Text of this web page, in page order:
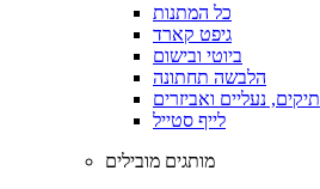
כל המתנות
גיפט קארד
ביוטי ובישום
הלבשה תחתונה
תיקים, נעליים ואביזרים
לייף סטייל
מותגים מובילים